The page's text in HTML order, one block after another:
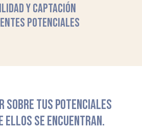
Y CAPTACIÓN
POTENCIALES
SOBRE TUS POTENCIALES
ELLOS SE ENCUENTRAN.